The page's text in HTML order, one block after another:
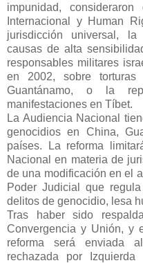
impunidad, consideraron
Internacional y Human
jurisdicción universal,
causas de alta
responsables militares
en 2002, sobre torturas
Guantánamo, o la
manifestaciones en Tíbet.
La Audiencia Nacional
genocidios en China,
países. La reforma
Nacional en materia de
de una modificación en el
Poder Judicial que
delitos de genocidio, lesa
Tras haber sido
Convergencia y Unión, y
reforma será enviada
rechazada por